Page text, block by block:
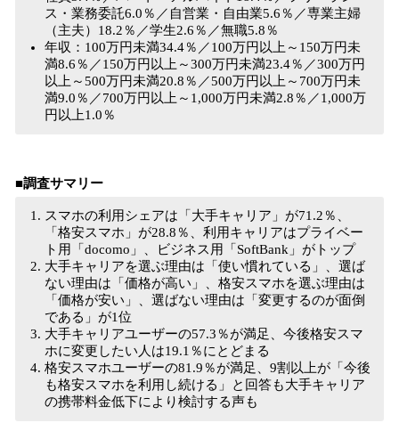
ス・業務委託6.0％／自営業・自由業5.6％／専業主婦
（主夫）18.2％／学生2.6％／無職5.8％
年収：100万円未満34.4％／100万円以上～150万円未
満8.6％／150万円以上～300万円未満23.4％／300万円
以上～500万円未満20.8％／500万円以上～700万円未
満9.0％／700万円以上～1,000万円未満2.8％／1,000万
円以上1.0％
■調査サマリー
スマホの利用シェアは「大手キャリア」が71.2％、
「格安スマホ」が28.8％、利用キャリアはプライベー
ト用「docomo」、ビジネス用「SoftBank」がトップ
大手キャリアを選ぶ理由は「使い慣れている」、選ば
ない理由は「価格が高い」、格安スマホを選ぶ理由は
「価格が安い」、選ばない理由は「変更するのが面倒
である」が1位
大手キャリアユーザーの57.3％が満足、今後格安スマ
ホに変更したい人は19.1％にとどまる
格安スマホユーザーの81.9％が満足、9割以上が「今後
も格安スマホを利用し続ける」と回答も大手キャリア
の携帯料金低下により検討する声も